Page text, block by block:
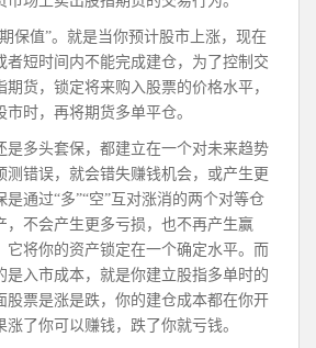
保值”。就是当你预计股市上涨，现在
者短时间内不能完成建仓，为了控制交
货，锁定将来购入股票的价格水平，
时，再将期货多单平仓。
是多头套保，都建立在一个对未来趋势
测错误，就会错失赚钱机会，或产生更
是通过“多”“空”互对涨消的两个对等仓
，不会产生更多亏损，也不再产生赢
它将你的资产锁定在一个确定水平。而
是入市成本，就是你建立股指多单时的
股票是涨是跌，你的建仓成本都在你开
了你可以赚钱，跌了你就亏钱。